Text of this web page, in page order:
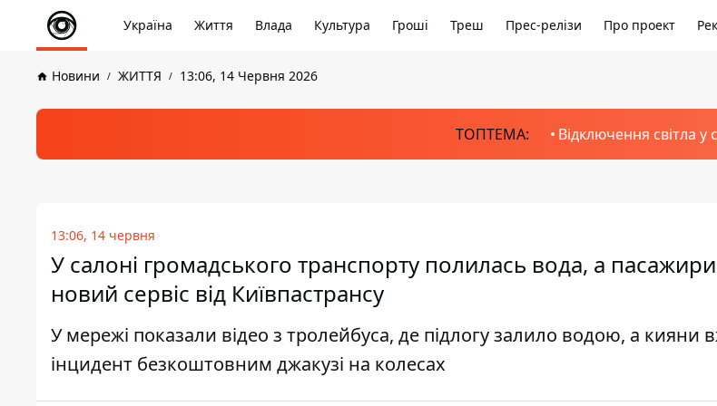
Україна Життя Влада Культура Гроші Треш Прес-релізи Про проект
Новини ЖИТТЯ 13:06, 14 Червня 2026
ТОПТЕМА: Відключення світла у
13:06, 14 червня
У салоні громадського транспорту полилась вода, а
новий сервіс від Київпастрансу
У мережі показали відео з тролейбуса, де підлогу залило водою, а кияни
інцидент безкоштовним джакузі на колесах